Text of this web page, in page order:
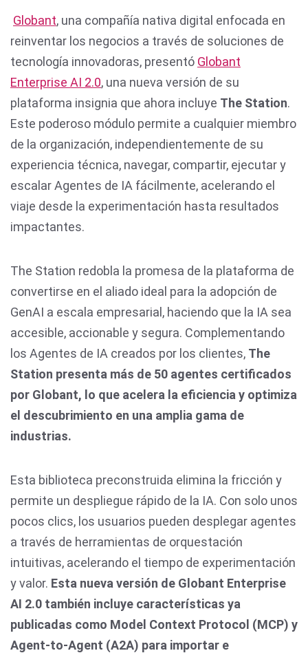
Globant, una compañía nativa digital enfocada en
reinventar los negocios a través de soluciones de
tecnología innovadoras, presentó Globant
Enterprise AI 2.0, una nueva versión de su
plataforma insignia que ahora incluye The Station.
Este poderoso módulo permite a cualquier miembro
de la organización, independientemente de su
experiencia técnica, navegar, compartir, ejecutar y
escalar Agentes de IA fácilmente, acelerando el
viaje desde la experimentación hasta resultados
impactantes.
The Station redobla la promesa de la plataforma de
convertirse en el aliado ideal para la adopción de
GenAI a escala empresarial, haciendo que la IA sea
accesible, accionable y segura. Complementando
los Agentes de IA creados por los clientes, The
Station presenta más de 50 agentes certificados
por Globant, lo que acelera la eficiencia y optimiza
el descubrimiento en una amplia gama de
industrias.
Esta biblioteca preconstruida elimina la fricción y
permite un despliegue rápido de la IA. Con solo unos
pocos clics, los usuarios pueden desplegar agentes
a través de herramientas de orquestación
intuitivas, acelerando el tiempo de experimentación
y valor. Esta nueva versión de Globant Enterprise
AI 2.0 también incluye características ya
publicadas como Model Context Protocol (MCP) y
Agent-to-Agent (A2A) para importar e